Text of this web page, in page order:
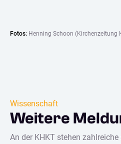
Fotos: Henning Schoon (Kirchenzeitung
Wissenschaft
Weitere
An der KHKT stehen